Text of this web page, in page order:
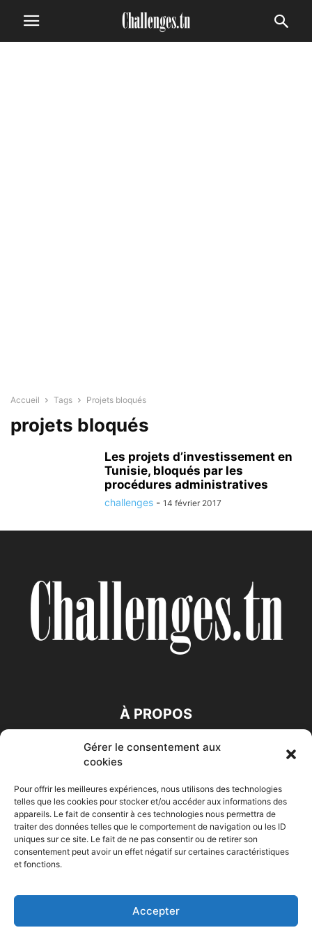
Gérer le consentement aux
cookies
Pour offrir les meilleures expériences, nous utilisons des technologies
telles que les cookies pour stocker et/ou accéder aux informations des
appareils. Le fait de consentir à ces technologies nous permettra de
traiter des données telles que le comportement de navigation ou les ID
uniques sur ce site. Le fait de ne pas consentir ou de retirer son
consentement peut avoir un effet négatif sur certaines caractéristiques
et fonctions.
Accepter
Accueil Tags Projets bloqués
projets bloqués
Les projets d’investissement en
Tunisie, bloqués par les
procédures administratives
challenges - 14 février 2017
À PROPOS
SUIVEZ NOUS
Accueil Economie Entreprises Entrepreneur Afrique
HIGH-TECH Auto-Moto